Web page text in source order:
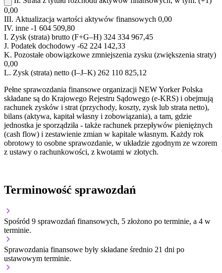
0,00
III. Aktualizacja wartości aktywów finansowych 0,00
IV. inne -1 604 509,80
I. Zysk (strata) brutto (F+G–H) 324 334 967,45
J. Podatek dochodowy -62 224 142,33
K. Pozostałe obowiązkowe zmniejszenia zysku (zwiększenia straty)
0,00
L. Zysk (strata) netto (I–J–K) 262 110 825,12
Pełne sprawozdania finansowe organizacji NEW Yorker Polska
składane są do Krajowego Rejestru Sądowego (e-KRS) i obejmują
rachunek zysków i strat (przychody, koszty, zysk lub strata netto),
bilans (aktywa, kapitał własny i zobowiązania), a tam, gdzie
jednostka je sporządziła - także rachunek przepływów pieniężnych
(cash flow) i zestawienie zmian w kapitale własnym. Każdy rok
obrotowy to osobne sprawozdanie, w układzie zgodnym ze wzorem
z ustawy o rachunkowości, z kwotami w złotych.
Terminowość sprawozdań
Spośród 9 sprawozdań finansowych, 5 złożono po terminie, a 4 w
terminie.
Sprawozdania finansowe były składane średnio 21 dni po
ustawowym terminie.